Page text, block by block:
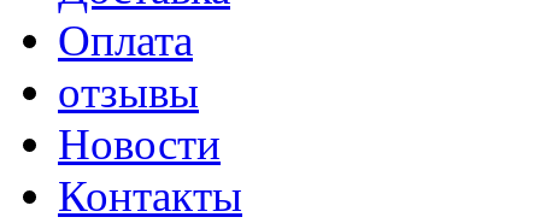
Оплата
отзывы
Новости
Контакты